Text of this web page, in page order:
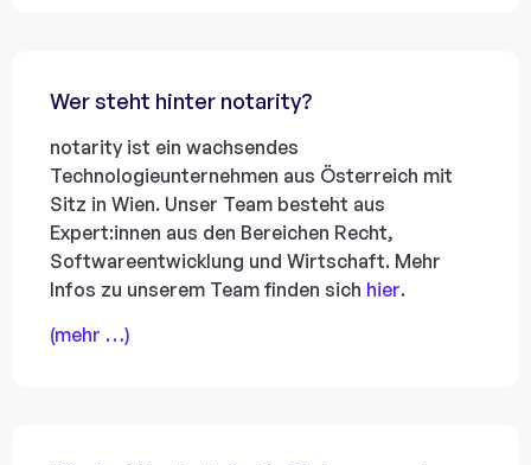
Wer steht hinter notarity?
notarity ist ein wachsendes
Technologieunternehmen aus Österreich mit
Sitz in Wien. Unser Team besteht aus
Expert:innen aus den Bereichen Recht,
Softwareentwicklung und Wirtschaft. Mehr
Infos zu unserem Team finden sich hier.
(mehr …)